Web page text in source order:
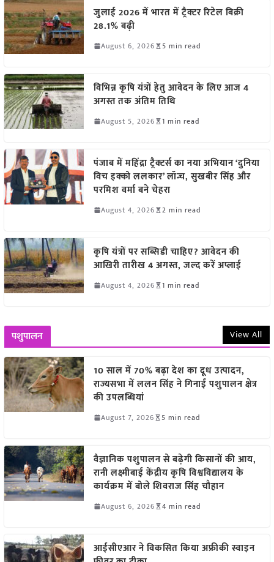
जुलाई 2026 में भारत में ट्रैक्टर रिटेल बिक्री
28.1% बढ़ी
August 6, 2026 5 min read
विभिन्न कृषि यंत्रों हेतु आवेदन के लिए आज 4
अगस्त तक अंतिम तिथि
August 5, 2026 1 min read
पंजाब में महिंद्रा ट्रैक्टर्स का नया अभियान ‘दुनिया
विच इक्को ललकार’ लॉन्च, सुखबीर सिंह और
परमिश वर्मा बने चेहरा
August 4, 2026 2 min read
कृषि यंत्रों पर सब्सिडी चाहिए? आवेदन की
आखिरी तारीख 4 अगस्त, जल्द करें अप्लाई
August 4, 2026 1 min read
पशुपालन View All
10 साल में 70% बढ़ा देश का दूध उत्पादन,
राज्यसभा में ललन सिंह ने गिनाईं पशुपालन क्षेत्र
की उपलब्धियां
August 7, 2026 5 min read
वैज्ञानिक पशुपालन से बढ़ेगी किसानों की आय,
रानी लक्ष्मीबाई केंद्रीय कृषि विश्वविद्यालय के
कार्यक्रम में बोले शिवराज सिंह चौहान
August 6, 2026 4 min read
आईसीएआर ने विकसित किया अफ्रीकी स्वाइन